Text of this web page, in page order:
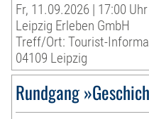
Fr, 11.09.2026 | 17:00
Leipzig Erleben GmbH
Treff/Ort: Tourist-
04109 Leipzig
Rundgang